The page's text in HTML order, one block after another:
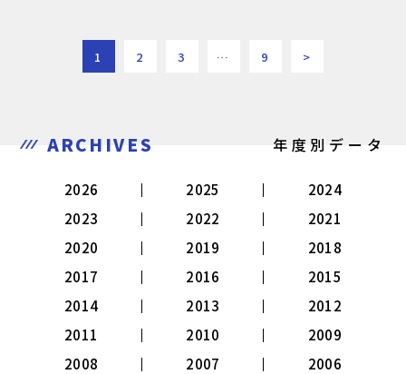
1 2 3 … 9 >
ARCHIVES 年度別データ
2026 2025
2024
2023
2022
2021
2020
2019
2018
2017
2016
2015
2014
2013
2012
2011
2010
2009
2008
2007
2006